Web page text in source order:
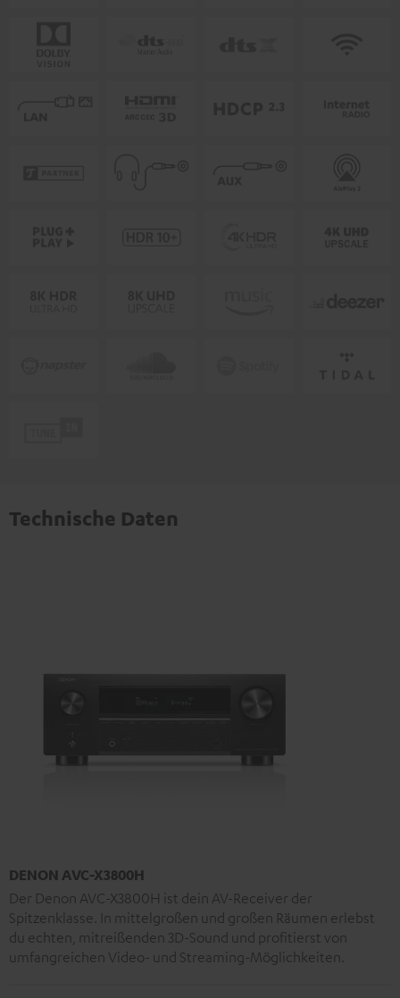
Technische Daten
DENON AVC-X3800H
Der Denon AVC-X3800H ist dein AV-Receiver der
Spitzenklasse. In mittelgroßen und großen Räumen erlebst
du echten, mitreißenden 3D-Sound und profitierst von
umfangreichen Video- und Streaming-Möglichkeiten.